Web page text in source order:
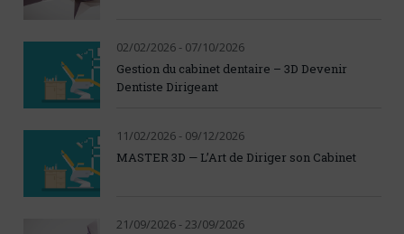
02/02/2026 - 07/10/2026
Gestion du cabinet dentaire – 3D Devenir
Dentiste Dirigeant
11/02/2026 - 09/12/2026
MASTER 3D — L’Art de Diriger son Cabinet
21/09/2026 - 23/09/2026